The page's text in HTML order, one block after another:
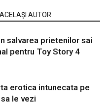
AUTOR
salvarea prietenilor sai
pentru Toy Story 4
erotica intunecata pe
le vezi